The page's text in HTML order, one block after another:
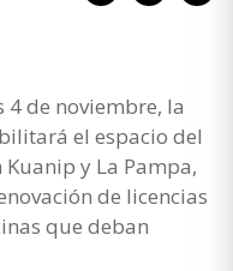
de noviembre, la
el espacio del
y La Pampa,
de licencias
que deban